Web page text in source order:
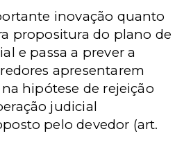
inovação quanto
propositura do plano de
e passa a prever a
apresentarem
hipótese de rejeição
judicial
pelo devedor (art.